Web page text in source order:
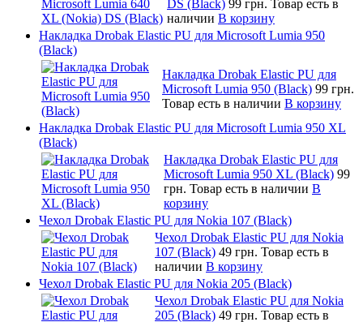
DS (Black) 99 грн. Товар есть в
наличии В корзину
Накладка Drobak Elastic PU для Microsoft Lumia 950
(Black)
Накладка Drobak Elastic PU для
Microsoft Lumia 950 (Black) 99 грн.
Товар есть в наличии В корзину
Накладка Drobak Elastic PU для Microsoft Lumia 950 XL
(Black)
Накладка Drobak Elastic PU для
Microsoft Lumia 950 XL (Black) 99
грн. Товар есть в наличии В
корзину
Чехол Drobak Elastic PU для Nokia 107 (Black)
Чехол Drobak Elastic PU для Nokia
107 (Black) 49 грн. Товар есть в
наличии В корзину
Чехол Drobak Elastic PU для Nokia 205 (Black)
Чехол Drobak Elastic PU для Nokia
205 (Black) 49 грн. Товар есть в